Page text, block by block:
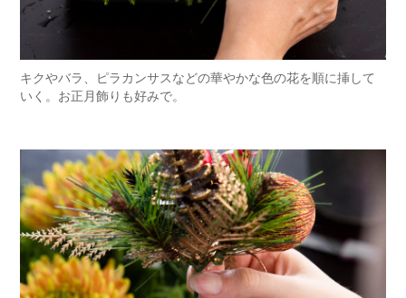
キクやバラ、ピラカンサスなどの華やかな色の花を順に挿して
いく。お正月飾りも好みで。